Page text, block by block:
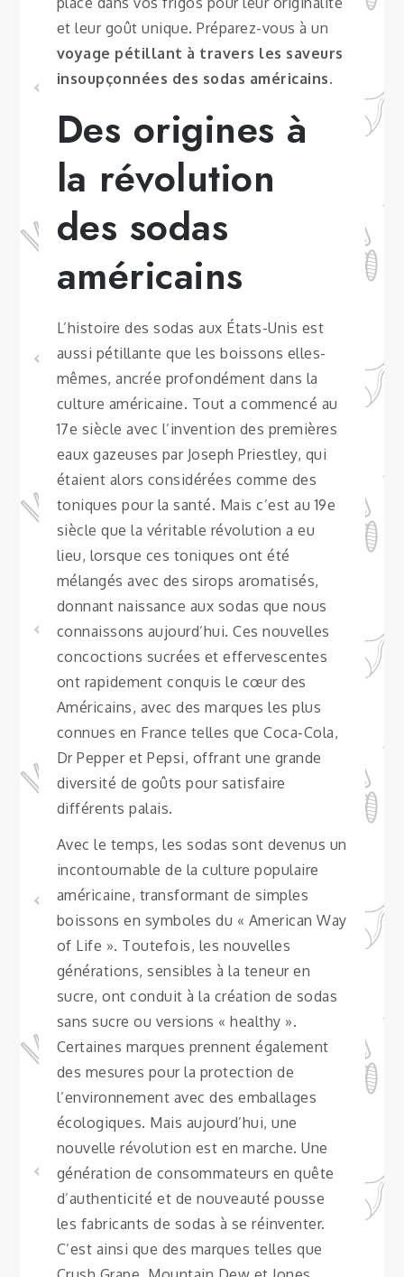
et leur goût unique. Préparez-vous à un
voyage pétillant à travers les saveurs
insoupçonnées des sodas américains.
Des origines à
la révolution
des sodas
américains
L’histoire des sodas aux États-Unis est
aussi pétillante que les boissons elles-
mêmes, ancrée profondément dans la
culture américaine. Tout a commencé au
17e siècle avec l’invention des premières
eaux gazeuses par Joseph Priestley, qui
étaient alors considérées comme des
toniques pour la santé. Mais c’est au 19e
siècle que la véritable révolution a eu
lieu, lorsque ces toniques ont été
mélangés avec des sirops aromatisés,
donnant naissance aux sodas que nous
connaissons aujourd’hui. Ces nouvelles
concoctions sucrées et effervescentes
ont rapidement conquis le cœur des
Américains, avec des marques les plus
connues en France telles que Coca-Cola,
Dr Pepper et Pepsi, offrant une grande
diversité de goûts pour satisfaire
différents palais.
Avec le temps, les sodas sont devenus un
incontournable de la culture populaire
américaine, transformant de simples
boissons en symboles du « American Way
of Life ». Toutefois, les nouvelles
générations, sensibles à la teneur en
sucre, ont conduit à la création de sodas
sans sucre ou versions « healthy ».
Certaines marques prennent également
des mesures pour la protection de
l’environnement avec des emballages
écologiques. Mais aujourd’hui, une
nouvelle révolution est en marche. Une
génération de consommateurs en quête
d’authenticité et de nouveauté pousse
les fabricants de sodas à se réinventer.
C’est ainsi que des marques telles que